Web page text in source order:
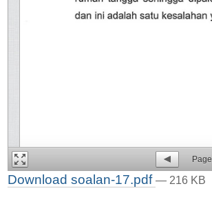
Page
Download soalan-17.pdf — 216 KB